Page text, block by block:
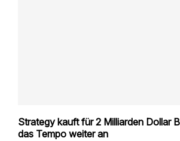
Strategy kauft für 2 Milliarden Dollar
das Tempo weiter an